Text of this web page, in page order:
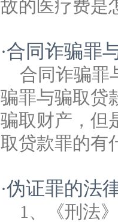
故的医疗费是
·合同诈骗罪
合同诈骗罪
骗罪与骗取贷
骗取财产，但
取贷款罪的有
·伪证罪的法
1、《刑法